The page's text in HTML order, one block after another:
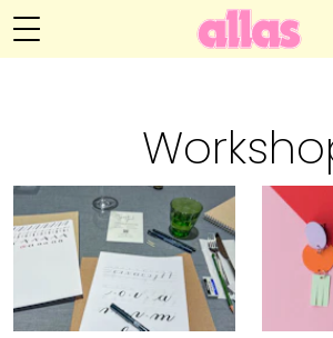
Relationer
Handarbete
Anna María Larssons blogg
Hem
Om Anna María
Kategorier
Arkiv